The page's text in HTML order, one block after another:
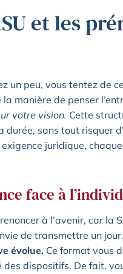
et les
un peu, vous tentez de
manière de penser
votre vision. Cette
sans tout risquer
juridique,
face à
à l’avenir, car la
de transmettre un jour.
évolue. Ce format vous
dispositifs. De fait,